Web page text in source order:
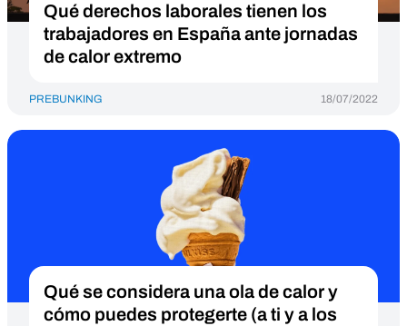
Qué derechos laborales tienen los
trabajadores en España ante jornadas
de calor extremo
PREBUNKING 18/07/2022
Qué se considera una ola de calor y
cómo puedes protegerte (a ti y a los